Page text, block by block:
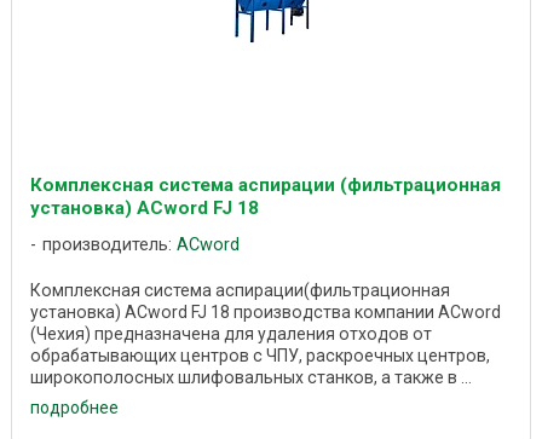
Комплексная система аспирации (фильтрационная
установка) ACword FJ 18
производитель: ACword
Комплексная система аспирации(фильтрационная
установка) ACword FJ 18 производства компании ACword
(Чехия) предназначена для удаления отходов от
обрабатывающих центров c ЧПУ, раскроечных центров,
широкополосных шлифовальных станков, а также в ...
подробнее